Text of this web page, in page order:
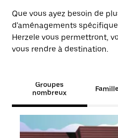
Que vous ayez besoin de
d'aménagements
Herzele vous permettront,
vous rendre à destination.
Groupes
nombreux